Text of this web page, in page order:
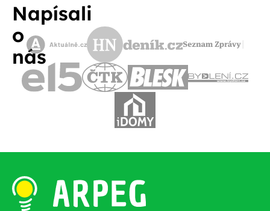
Napísali
o
nás